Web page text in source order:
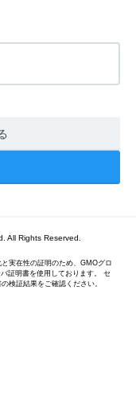
All Rights Reserved.
実在性の証明のため、GMOグロ
証明書を使用しております。 セ
検証結果をご確認ください。